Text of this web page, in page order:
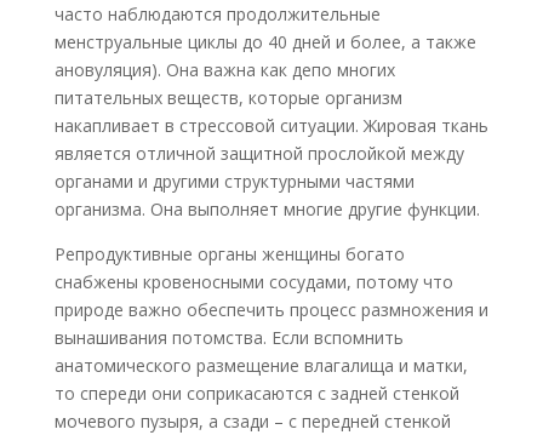
часто наблюдаются продолжительные
менструальные циклы до 40 дней и более, а также
ановуляция). Она важна как депо многих
питательных веществ, которые организм
накапливает в стрессовой ситуации. Жировая ткань
является отличной защитной прослойкой между
органами и другими структурными частями
организма. Она выполняет многие другие функции.
Репродуктивные органы женщины богато
снабжены кровеносными сосудами, потому что
природе важно обеспечить процесс размножения и
вынашивания потомства. Если вспомнить
анатомического размещение влагалища и матки,
то спереди они соприкасаются с задней стенкой
мочевого пузыря, а сзади – с передней стенкой